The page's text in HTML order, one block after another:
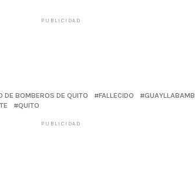
PUBLICIDAD
DE BOMBEROS DE QUITO FALLECIDO
QUITO
PUBLICIDAD